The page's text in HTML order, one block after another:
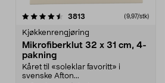
3813 anmeldelser(9,97/stk)
Kjøkkenrengjøring
Mikrofiberklut 32 x 31 cm, 4-
pakning
Kåret til «soleklar favoritt» i
svenske Afton...
4.5av 5 stjerner